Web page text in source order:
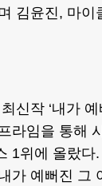
김윤진, 마이
신작 ‘내가 예
라임을 통해
1위에 올랐다
가 예뻐진 그